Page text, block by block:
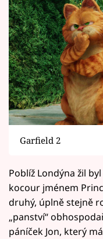
Garfield 2
Poblíž Londýna žil
kocour jménem
druhý, úplně stejně
„panství“
páníček Jon, který